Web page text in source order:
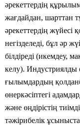
әрекеттердің
жағдайдан, шарттан
әрекеттердің жүйесі
негізделеді, бұл әр
білдіреді (икемдеу,
келу). Индустриялды
ғылымдардың
өнеркәсіптегі
және өңдірістің
тәжірибелік